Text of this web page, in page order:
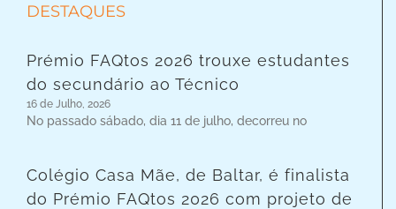
DESTAQUES
Prémio FAQtos 2026 trouxe estudantes
do secundário ao Técnico
16 de Julho, 2026
No passado sábado, dia 11 de julho, decorreu no
Colégio Casa Mãe, de Baltar, é finalista
do Prémio FAQtos 2026 com projeto de